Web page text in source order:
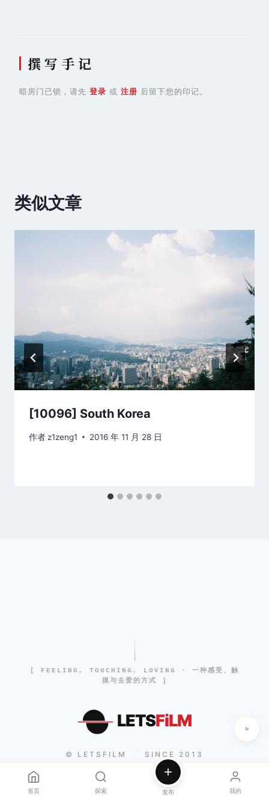
撰 写 手 记
暗房门已锁，请先 登录 或 注册 后留下您的印记。
类似文章
[10096] South Korea
作者 z1zeng1 2016 年 11 月 28 日
[ FEELING, TOUCHING, LOVING · 一种感受、触
摸与去爱的方式 ]
LETSFiLM
© LETSFILM SINCE 2013
首页 探索 发布 我的